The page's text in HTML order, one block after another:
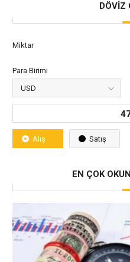
DÖVİZ
Miktar
Para Birimi
Alış Satış
EN ÇOK